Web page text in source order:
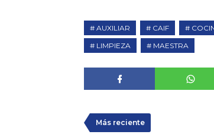
AUXILIAR CAIF
LIMPIEZA
MAESTRA
Más reciente